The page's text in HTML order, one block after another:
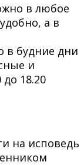
в любое
а в
в будние дни
и
18.20
на исповедь